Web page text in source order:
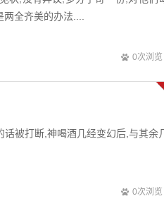
全齐美的办法....
0次浏览
被打断,神喝酒几经变幻后,与其余
0次浏览